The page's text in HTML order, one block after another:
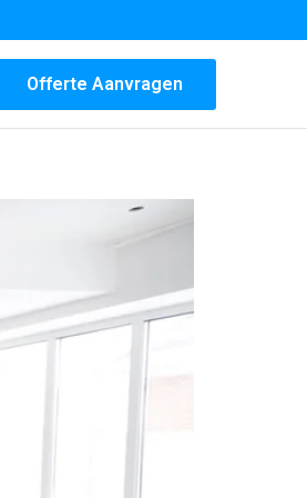
Offerte Aanvragen